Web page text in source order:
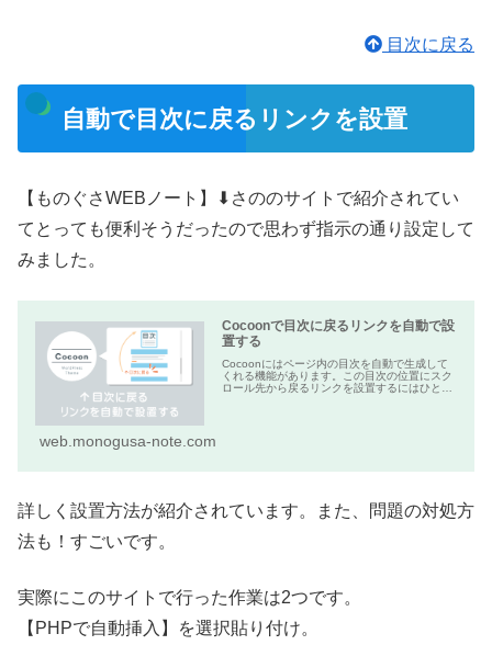
目次に戻る
自動で目次に戻るリンクを設置
【ものぐさWEBノート】⬇︎さののサイトで紹介されてい
てとっても便利そうだったので思わず指示の通り設定して
みました。
Cocoonで目次に戻るリンクを自動で設
置する
Cocoonにはページ内の目次を自動で生成して
くれる機能があります。この目次の位置にスク
ロール先から戻るリンクを設置するにはひと工
web.monogusa-note.com
詳しく設置方法が紹介されています。また、問題の対処方
法も！すごいです。
実際にこのサイトで行った作業は2つです。
【PHPで自動挿入】を選択貼り付け。